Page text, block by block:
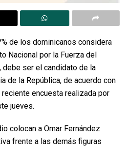
de los dominicanos considera
Nacional por la Fuerza del
debe ser el candidato de la
de la República, de acuerdo con
encuesta realizada por
jueves.
colocan a Omar Fernández
frente a las demás figuras